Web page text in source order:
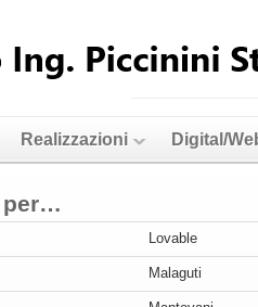
Realizzazioni Digital/
per…
Lovable
Malaguti